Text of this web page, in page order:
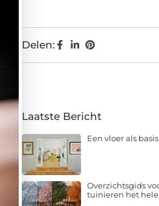
Delen:
Laatste Bericht
Een vloer als
Overzichtsgids
tuinieren het hele